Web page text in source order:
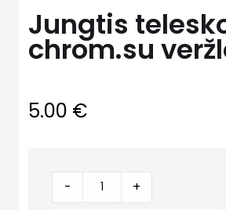
Jungtis
chrom.su
5.00 €
teleskopinė
- +